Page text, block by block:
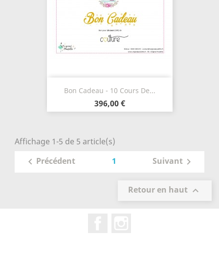
Bon Cadeau - 10 Cours De...
396,00 €
Affichage 1-5 de 5 article(s)
 Précédent 1 Suivant 
Retour en haut 